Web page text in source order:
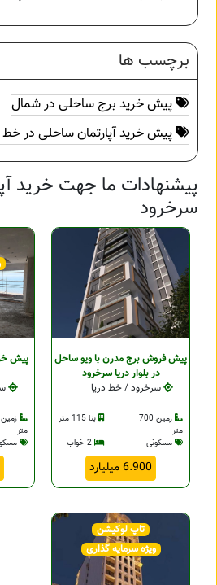
برچسب ها
پیش خرید برج ساحلی در شمال
پیش خرید آپارتمان ساحلی در خط
پیشنهادات ما جهت خرید
سرخرود
پیش فروش برج مدرن با ویو ساحل
در بلوار دریا سرخرود
سرخرود / خط دریا
زمین 700
متر
بنا 115 متر
مسکونی
2 خواب
6.900 میلیارد
متر
تاپ لوکیشن
ویژه سرمایه گذاری